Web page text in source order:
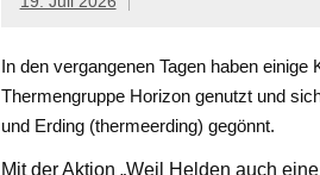
In den vergangenen Tagen haben
Thermengruppe Horizon genutzt und
und Erding (thermeerding) gegönnt.
Mit der Aktion „Weil Helden auch